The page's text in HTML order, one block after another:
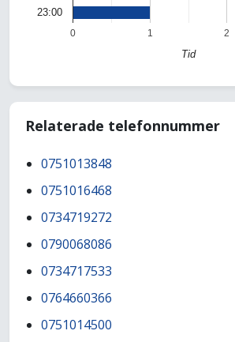
0 1 2
23:00
Tid
Relaterade telefonnummer
0751013848
0751016468
0734719272
0790068086
0734717533
0764660366
0751014500